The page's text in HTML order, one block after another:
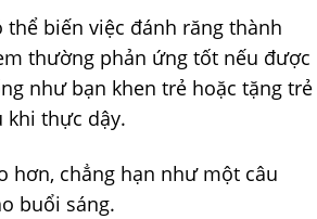
biến việc đánh răng thành
thường phản ứng tốt nếu được
như bạn khen trẻ hoặc tặng trẻ
khi thực dậy.
hơn, chẳng hạn như một câu
buổi sáng.